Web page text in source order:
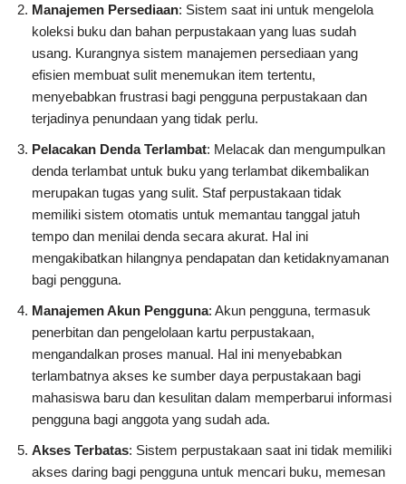
Manajemen Persediaan: Sistem saat ini untuk mengelola
koleksi buku dan bahan perpustakaan yang luas sudah
usang. Kurangnya sistem manajemen persediaan yang
efisien membuat sulit menemukan item tertentu,
menyebabkan frustrasi bagi pengguna perpustakaan dan
terjadinya penundaan yang tidak perlu.
Pelacakan Denda Terlambat: Melacak dan mengumpulkan
denda terlambat untuk buku yang terlambat dikembalikan
merupakan tugas yang sulit. Staf perpustakaan tidak
memiliki sistem otomatis untuk memantau tanggal jatuh
tempo dan menilai denda secara akurat. Hal ini
mengakibatkan hilangnya pendapatan dan ketidaknyamanan
bagi pengguna.
Manajemen Akun Pengguna: Akun pengguna, termasuk
penerbitan dan pengelolaan kartu perpustakaan,
mengandalkan proses manual. Hal ini menyebabkan
terlambatnya akses ke sumber daya perpustakaan bagi
mahasiswa baru dan kesulitan dalam memperbarui informasi
pengguna bagi anggota yang sudah ada.
Akses Terbatas: Sistem perpustakaan saat ini tidak memiliki
akses daring bagi pengguna untuk mencari buku, memesan